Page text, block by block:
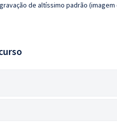
de altíssimo padrão (imagem